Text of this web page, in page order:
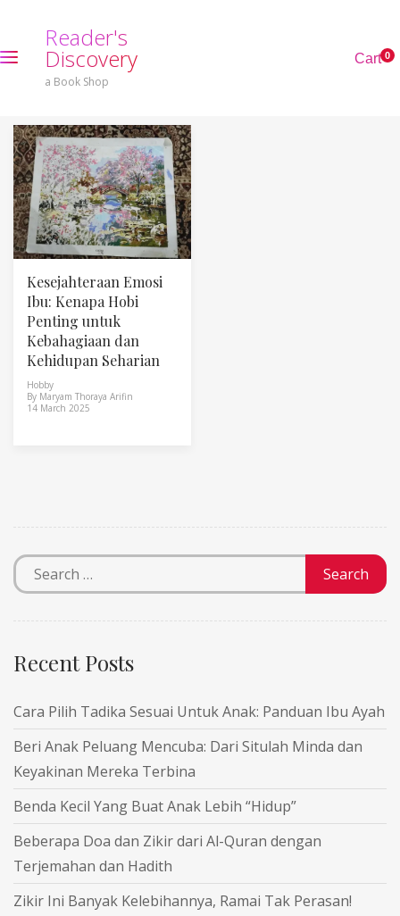
Reader's
Discovery
a Book Shop
Cart 0
Kesejahteraan Emosi
Ibu: Kenapa Hobi
Penting untuk
Kebahagiaan dan
Kehidupan Seharian
Hobby
By Maryam Thoraya Arifin
14 March 2025
Recent Posts
Cara Pilih Tadika Sesuai Untuk Anak: Panduan Ibu Ayah
Beri Anak Peluang Mencuba: Dari Situlah Minda dan
Keyakinan Mereka Terbina
Benda Kecil Yang Buat Anak Lebih “Hidup”
Beberapa Doa dan Zikir dari Al-Quran dengan
Terjemahan dan Hadith
Zikir Ini Banyak Kelebihannya, Ramai Tak Perasan!